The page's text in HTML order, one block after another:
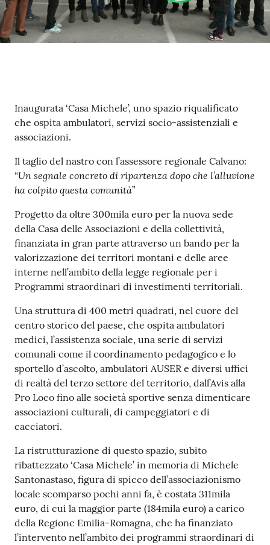
Contenuto
Inaugurata ‘Casa Michele’, uno spazio riqualificato
che ospita ambulatori, servizi socio-assistenziali e
associazioni.
Il taglio del nastro con l’assessore regionale Calvano:
“Un segnale concreto di ripartenza dopo che l’alluvione
ha colpito questa comunità”
Progetto da oltre 300mila euro per la nuova sede
della Casa delle Associazioni e della collettività,
finanziata in gran parte attraverso un bando per la
valorizzazione dei territori montani e delle aree
interne nell’ambito della legge regionale per i
Programmi straordinari di investimenti territoriali.
Una struttura di 400 metri quadrati, nel cuore del
centro storico del paese, che ospita ambulatori
medici, l’assistenza sociale, una serie di servizi
comunali come il coordinamento pedagogico e lo
sportello d’ascolto, ambulatori AUSER e diversi uffici
di realtà del terzo settore del territorio, dall’Avis alla
Pro Loco fino alle società sportive senza dimenticare
associazioni culturali, di campeggiatori e di
cacciatori.
La ristrutturazione di questo spazio, subito
ribattezzato ‘Casa Michele’ in memoria di Michele
Santonastaso, figura di spicco dell’associazionismo
locale scomparso pochi anni fa, è costata 311mila
euro, di cui la maggior parte (184mila euro) a carico
della Regione Emilia-Romagna, che ha finanziato
l’intervento nell’ambito dei programmi straordinari di